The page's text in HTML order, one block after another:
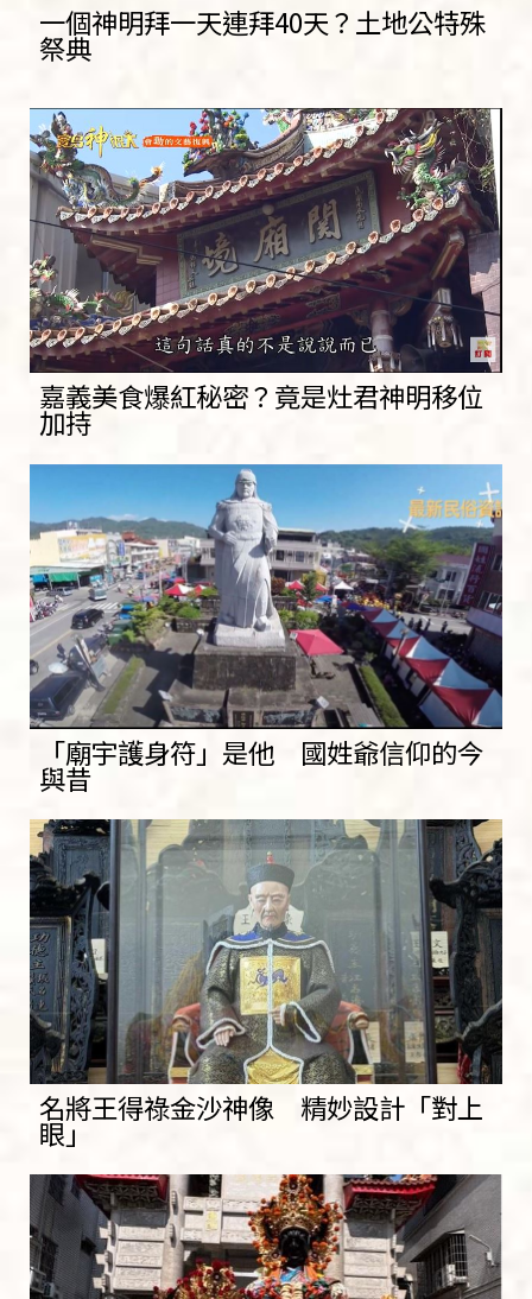
一個神明拜一天連拜40天？土地公特殊
祭典
嘉義美食爆紅秘密？竟是灶君神明移位
加持
「廟宇護身符」是他 國姓爺信仰的今
與昔
名將王得祿金沙神像 精妙設計「對上
眼」